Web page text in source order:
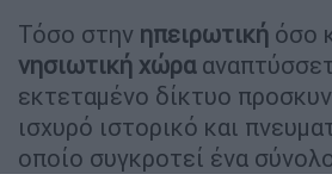
Τόσο στην ηπειρωτική όσο
νησιωτική χώρα
εκτεταμένο δίκτυο
ισχυρό ιστορικό και
οποίο συγκροτεί ένα